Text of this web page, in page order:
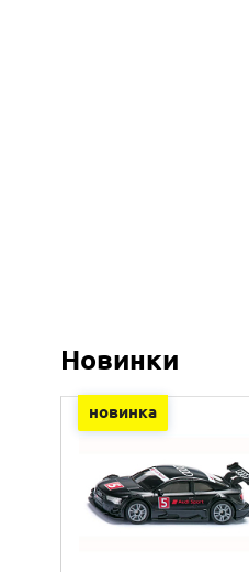
Новинки
новинка